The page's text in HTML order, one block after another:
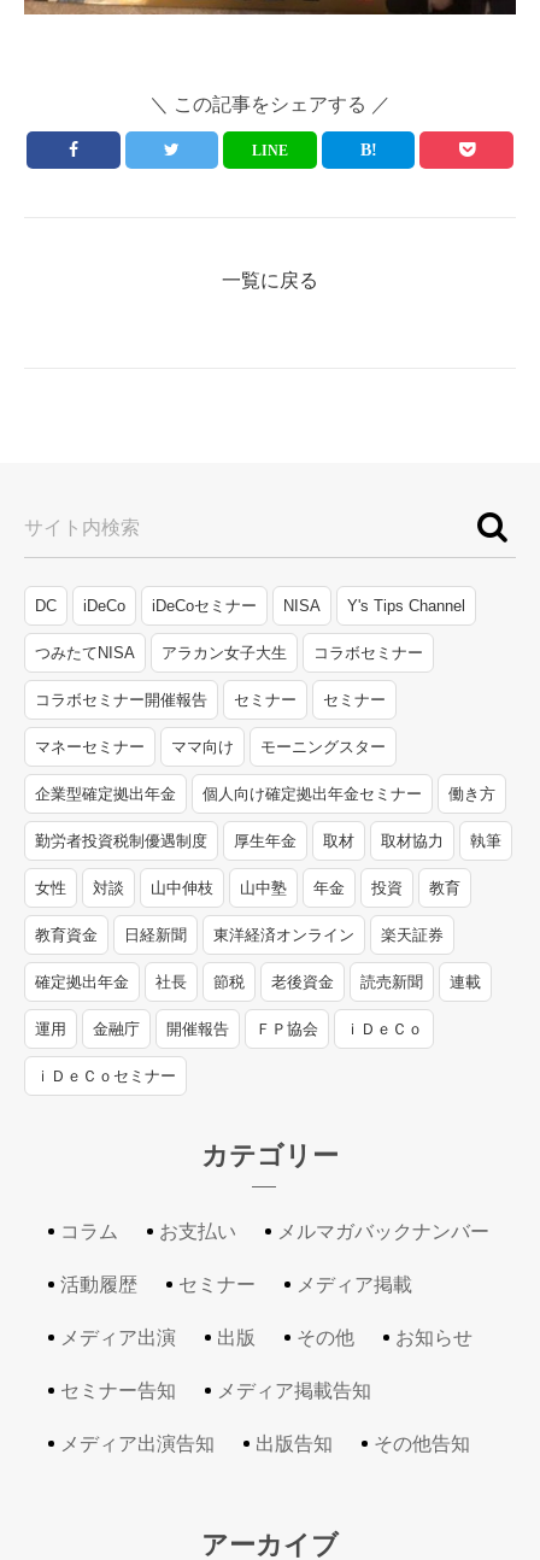
＼ この記事をシェアする ／
LINE
一覧に戻る
サイト内検索
DC iDeCo iDeCoセミナー NISA Y's Tips Channel
つみたてNISA アラカン女子大生 コラボセミナー
コラボセミナー開催報告 セミナー セミナー
マネーセミナー ママ向け モーニングスター
企業型確定拠出年金 個人向け確定拠出年金セミナー 働き方
勤労者投資税制優遇制度 厚生年金 取材 取材協力 執筆
女性 対談 山中伸枝 山中塾 年金 投資 教育
教育資金 日経新聞 東洋経済オンライン 楽天証券
確定拠出年金 社長 節税 老後資金 読売新聞 連載
運用 金融庁 開催報告 ＦＰ協会 ｉＤｅＣｏ
ｉＤｅＣｏセミナー
カテゴリー
コラム お支払い メルマガバックナンバー
活動履歴 セミナー メディア掲載
メディア出演 出版 その他 お知らせ
セミナー告知 メディア掲載告知
メディア出演告知 出版告知 その他告知
アーカイブ